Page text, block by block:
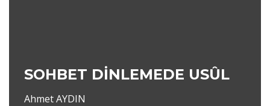
SOHBET DİNLEMEDE USÛL
Ahmet AYDIN